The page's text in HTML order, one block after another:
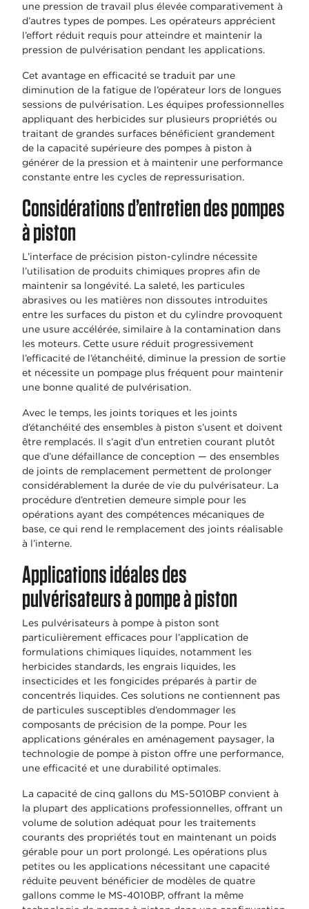
une pression de travail plus élevée comparativement à
d’autres types de pompes. Les opérateurs apprécient
l’effort réduit requis pour atteindre et maintenir la
pression de pulvérisation pendant les applications.
Cet avantage en efficacité se traduit par une
diminution de la fatigue de l’opérateur lors de longues
sessions de pulvérisation. Les équipes professionnelles
appliquant des herbicides sur plusieurs propriétés ou
traitant de grandes surfaces bénéficient grandement
de la capacité supérieure des pompes à piston à
générer de la pression et à maintenir une performance
constante entre les cycles de repressurisation.
Considérations d’entretien des pompes
à piston
L’interface de précision piston-cylindre nécessite
l’utilisation de produits chimiques propres afin de
maintenir sa longévité. La saleté, les particules
abrasives ou les matières non dissoutes introduites
entre les surfaces du piston et du cylindre provoquent
une usure accélérée, similaire à la contamination dans
les moteurs. Cette usure réduit progressivement
l’efficacité de l’étanchéité, diminue la pression de sortie
et nécessite un pompage plus fréquent pour maintenir
une bonne qualité de pulvérisation.
Avec le temps, les joints toriques et les joints
d’étanchéité des ensembles à piston s’usent et doivent
être remplacés. Il s’agit d’un entretien courant plutôt
que d’une défaillance de conception — des ensembles
de joints de remplacement permettent de prolonger
considérablement la durée de vie du pulvérisateur. La
procédure d’entretien demeure simple pour les
opérations ayant des compétences mécaniques de
base, ce qui rend le remplacement des joints réalisable
à l’interne.
Applications idéales des
pulvérisateurs à pompe à piston
Les pulvérisateurs à pompe à piston sont
particulièrement efficaces pour l’application de
formulations chimiques liquides, notamment les
herbicides standards, les engrais liquides, les
insecticides et les fongicides préparés à partir de
concentrés liquides. Ces solutions ne contiennent pas
de particules susceptibles d’endommager les
composants de précision de la pompe. Pour les
applications générales en aménagement paysager, la
technologie de pompe à piston offre une performance,
une efficacité et une durabilité optimales.
La capacité de cinq gallons du MS-5010BP convient à
la plupart des applications professionnelles, offrant un
volume de solution adéquat pour les traitements
courants des propriétés tout en maintenant un poids
gérable pour un port prolongé. Les opérations plus
petites ou les applications nécessitant une capacité
réduite peuvent bénéficier de modèles de quatre
gallons comme le MS-4010BP, offrant la même